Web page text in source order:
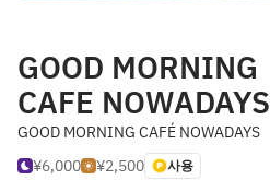
GOOD MORNING
CAFE NOWADAYS
GOOD MORNING CAFÉ NOWADAYS
¥6,000
¥2,500 사용